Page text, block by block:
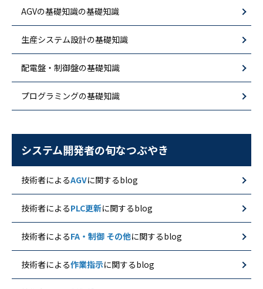
AGVの基礎知識の基礎知識
生産システム設計の基礎知識
配電盤・制御盤の基礎知識
プログラミングの基礎知識
システム開発者の旬なつぶやき
技術者によるAGVに関するblog
技術者によるPLC更新に関するblog
技術者によるFA・制御 その他に関するblog
技術者による作業指示に関するblog